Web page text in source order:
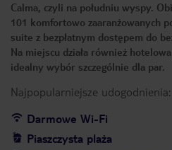
Calma, czyli na południu wyspy.
101 komfortowo zaaranżowanych
suite z bezpłatnym dostępem do
Na miejscu działa również
idealny wybór szczególnie dla par.
Najpopularniejsze udogodnienia:
Darmowe Wi-Fi
Piaszczysta plaża